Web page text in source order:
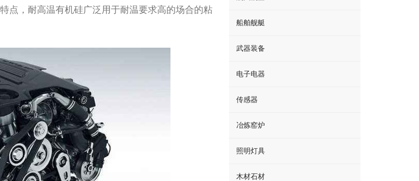
点，耐高温有机硅广泛用于耐温要求高的场合的粘
船舶舰艇
武器装备
电子电器
传感器
冶炼窑炉
照明灯具
木材石材